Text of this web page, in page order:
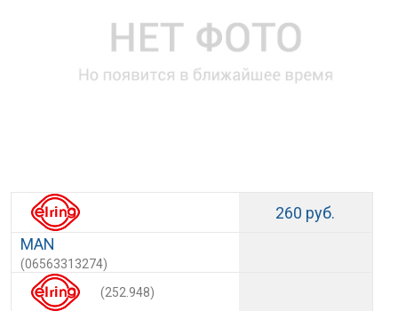
260 руб.
MAN
(06563313274)
(252.948)